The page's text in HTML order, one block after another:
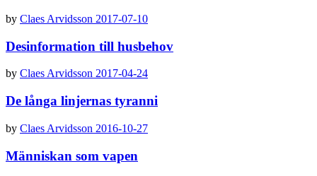
by Claes Arvidsson 2017-07-10
Desinformation till husbehov
by Claes Arvidsson 2017-04-24
De långa linjernas tyranni
by Claes Arvidsson 2016-10-27
Människan som vapen